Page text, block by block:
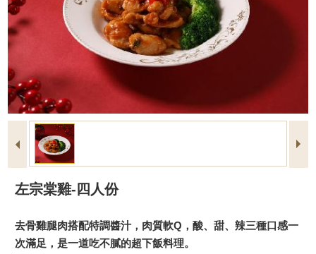
左宗棠雞-四人份
去骨雞腿肉搭配特調醬汁，肉質軟Q，酸、甜、辣三種口感一
次滿足，是一道吃不膩的超下飯料理。